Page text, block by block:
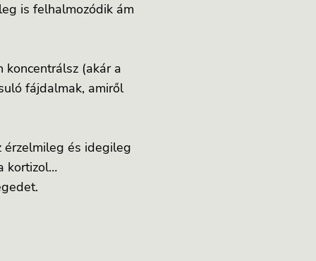
is felhalmozódik ám
(akár a
fájdalmak, amiről
érzelmileg és idegileg
kortizol…